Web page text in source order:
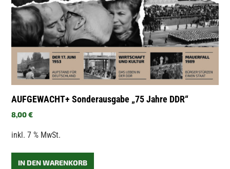
AUFGEWACHT+ Sonderausgabe „75 Jahre DDR“
8,00€
inkl. 7 % MwSt.
IN DEN WARENKORB